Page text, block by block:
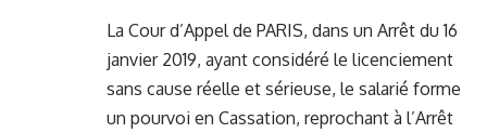
La Cour d’Appel de PARIS, dans un Arrêt du 16
janvier 2019, ayant considéré le licenciement
sans cause réelle et sérieuse, le salarié forme
un pourvoi en Cassation, reprochant à l’Arrêt